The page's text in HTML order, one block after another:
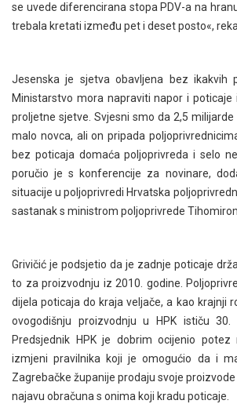
se uvede diferencirana stopa PDV-a na
trebala kretati između pet i deset posto«,
Jesenska je sjetva obavljena bez ikakvih
Ministarstvo mora napraviti napor i
proljetne sjetve. Svjesni smo da 2,5
malo novca, ali on pripada
bez poticaja domaća poljoprivreda i selo
poručio je s konferencije za novinare,
situacije u poljoprivredi Hrvatska
sastanak s ministrom poljoprivrede
Grivičić je podsjetio da je zadnje poticaje
to za proizvodnju iz 2010. godine.
dijela poticaja do kraja veljače, a kao krajnji
ovogodišnju proizvodnju u HPK ističu 30.
Predsjednik HPK je dobrim ocijenio
izmjeni pravilnika koji je omogućio da i
Zagrebačke županije prodaju svoje proizvode
najavu obračuna s onima koji kradu poticaje.